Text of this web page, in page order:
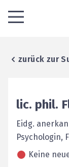
zurück zur
lic. phil.
Eidg.
Psychologin,
Keine